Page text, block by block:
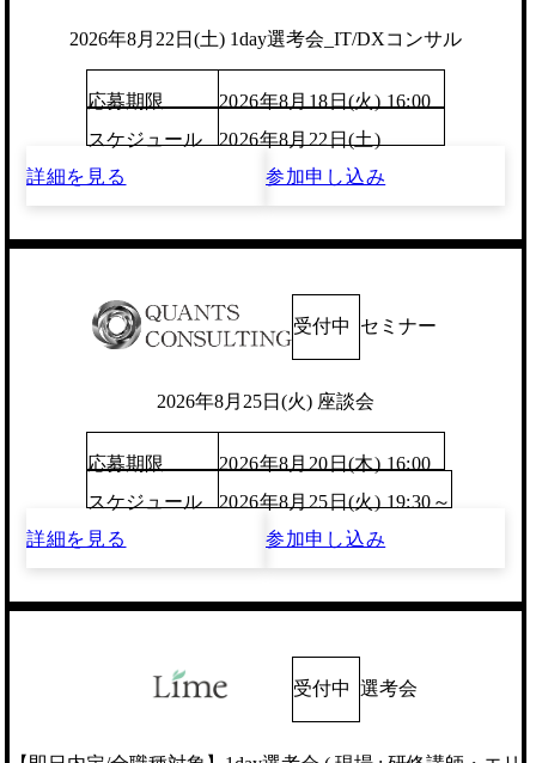
2026年8月22日(土) 1day選考会_IT/DXコンサル
応募期限
2026年8月18日(火) 16:00
スケジュール
2026年8月22日(土)
詳細を見る
参加申し込み
受付中 セミナー
2026年8月25日(火) 座談会
応募期限
2026年8月20日(木) 16:00
スケジュール
2026年8月25日(火) 19:30～
詳細を見る
参加申し込み
受付中 選考会